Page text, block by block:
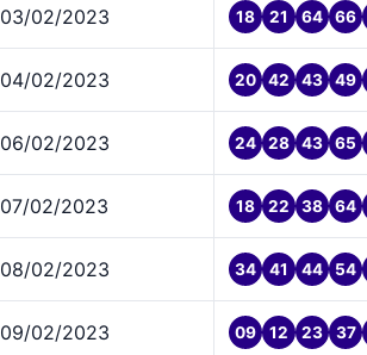
03/02/2023 18 21 64 66
04/02/2023 20 42 43 49
06/02/2023 24 28 43 65
07/02/2023 18 22 38 64
08/02/2023 34 41 44 54
09/02/2023 09 12 23 37